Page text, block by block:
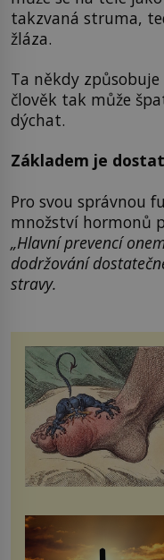
takzvaná struma,
žláza.
Ta někdy
člověk tak může
dýchat.
Základem je
Pro svou správnou
množství hormonů
„Hlavní prevencí
dodržování
stravy.